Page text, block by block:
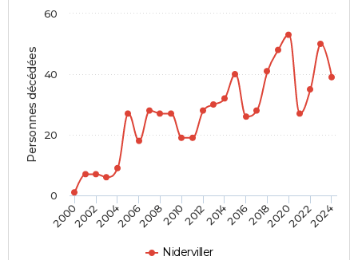
Personnes décédées
Niderviller
2000200220042006200820102012201420162018202020222024
0
20
40
60